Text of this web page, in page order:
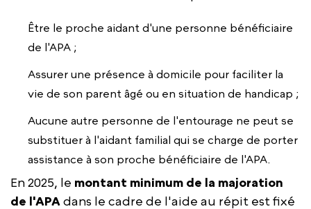
Être le proche aidant d'une personne bénéficiaire
de l'APA ;
Assurer une présence à domicile pour faciliter la
vie de son parent âgé ou en situation de handicap ;
Aucune autre personne de l'entourage ne peut se
substituer à l'aidant familial qui se charge de porter
assistance à son proche bénéficiaire de l'APA.
En 2025, le montant minimum de la majoration
de l'APAdans le cadre de l'aide au répit est fixé